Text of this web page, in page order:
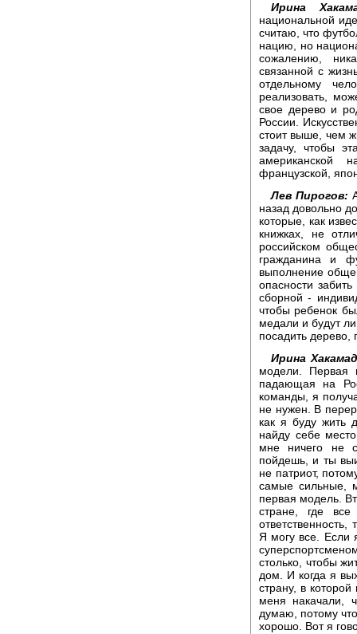
Ирина
национальной
считаю, что
нацию, но
сожалению,
связанной с
отдельному
реализовать,
свое дерево и
России.
стоит выше, чем
задачу, чтобы
американской
французской,
Лев Пирогов:
назад довольно
которые, как
книжках, не
российском
гражданина и
выполнение
опасности
сборной -
чтобы ребенок
медали и будут
посадить дерево,
Ирина
модели. Первая
падающая на
команды, я
не нужен. В
как я буду жить
найду себе
мне ничего не
пойдешь, и ты
не патриот,
самые сильные,
первая модель.
стране, где
Я могу все. Если
столько, чтобы
дом. И когда я
страну, в
меня накачали,
думаю, потому
хорошо. Вот я